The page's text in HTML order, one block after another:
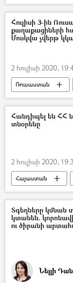
կորոնավիրուս
Հուլիսի 3-ին
քաղաքացիների
Մոսկվա չվերթ
2 հուլիսի 2020,
Ռուսաստան
«Զվարթնոց»
Երևան-Մոսկվա
չվերթ
Հանդիպել են ՀՀ
տնօրենը
2 հուլիսի 2020,
Հայաստան
Նախագահ
ՀՀ ազգային
Արգիշտի
Տգեղները կմնան
կտանեն.
ու ծիրանի
Նելլի